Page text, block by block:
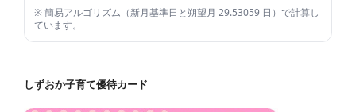
※ 簡易アルゴリズム（新月基準日と朔望月 29.53059 日）で計算し
ています。
しずおか子育て優待カード